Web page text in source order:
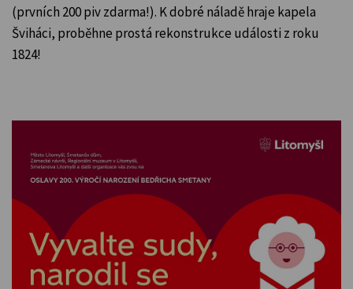
(prvních 200 piv zdarma!). K dobré náladě hraje kapela
Šviháci, proběhne prostá rekonstrukce události z roku
1824!